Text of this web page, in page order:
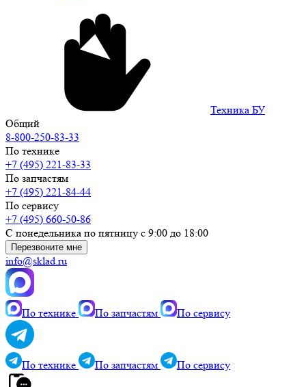
Техника БУ
Общий
8-800-250-83-33
По технике
+7 (495) 221-83-33
По запчастям
+7 (495) 221-84-44
По сервису
+7 (495) 660-50-86
С понедельника по пятницу с 9:00 до 18:00
Перезвоните мне
info@sklad.ru
По технике По запчастям По сервису
По технике По запчастям По сервису